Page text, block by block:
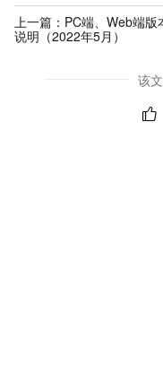
上一篇： PC端、Web端版
说明（2022年5月）
该